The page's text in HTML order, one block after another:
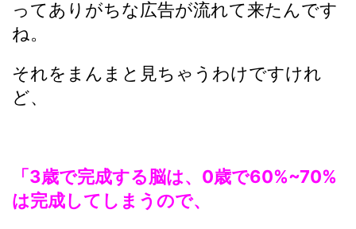
ってありがちな広告が流れて来たんです
ね。
それをまんまと見ちゃうわけですけれ
ど、
「3歳で完成する脳は、0歳で60%~70%
は完成してしまうので、